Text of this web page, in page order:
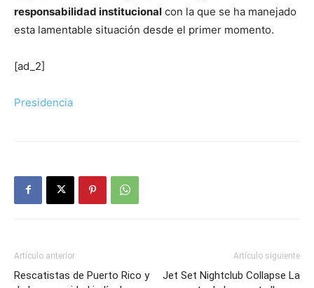
responsabilidad institucional con la que se ha manejado
esta lamentable situación desde el primer momento.
[ad_2]
Presidencia
Artículo anterior
Rescatistas de Puerto Rico y
Artículo siguiente
Jet Set Nightclub Collapse La